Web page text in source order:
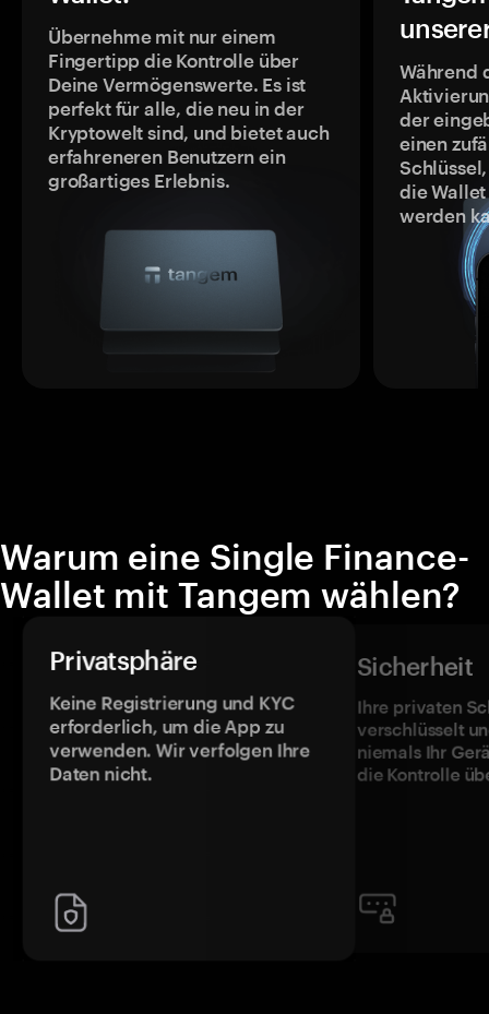
Übernehme mit nur einem
Fingertipp die Kontrolle über
Deine Vermögenswerte. Es ist
perfekt für alle, die neu in der
Kryptowelt sind, und bietet auch
erfahreneren Benutzern ein
großartiges Erlebnis.
Während
der
einen
die
werden
Warum eine Single Finance-
Wallet mit Tangem wählen?
Privatsphäre
Keine Registrierung und KYC
erforderlich, um die App zu
verwenden. Wir verfolgen Ihre
Daten nicht.
Sicherheit
Ihre privaten
verschlüsselt
niemals Ihr
die Kontrolle